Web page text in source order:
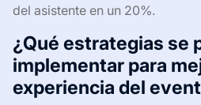
del asistente en un 20%.
¿Qué estrategias se
implementar para
experiencia del